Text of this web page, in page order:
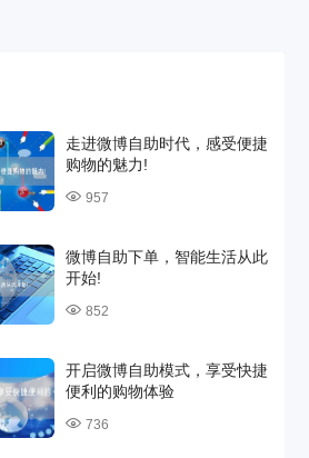
走进微博自助时代，感受便捷
购物的魅力!
957
微博自助下单，智能生活从此
开始!
852
开启微博自助模式，享受快捷
便利的购物体验
736